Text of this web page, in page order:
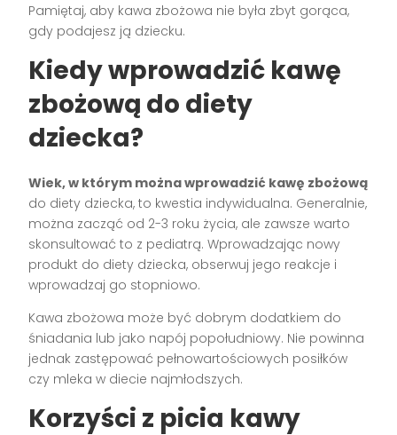
Pamiętaj, aby kawa zbożowa nie była zbyt gorąca,
gdy podajesz ją dziecku.
Kiedy wprowadzić kawę
zbożową do diety
dziecka?
Wiek, w którym można wprowadzić kawę zbożową
do diety dziecka, to kwestia indywidualna. Generalnie,
można zacząć od 2-3 roku życia, ale zawsze warto
skonsultować to z pediatrą. Wprowadzając nowy
produkt do diety dziecka, obserwuj jego reakcje i
wprowadzaj go stopniowo.
Kawa zbożowa może być dobrym dodatkiem do
śniadania lub jako napój popołudniowy. Nie powinna
jednak zastępować pełnowartościowych posiłków
czy mleka w diecie najmłodszych.
Korzyści z picia kawy